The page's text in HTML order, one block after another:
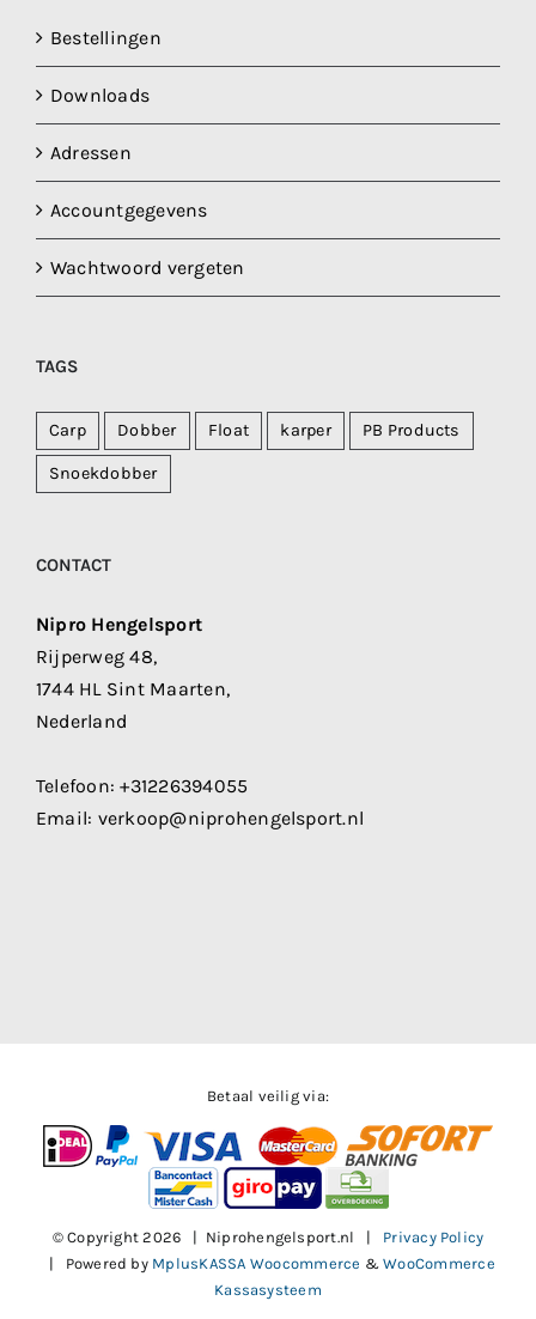
Bestellingen
Downloads
Adressen
Accountgegevens
Wachtwoord vergeten
TAGS
Carp Dobber Float karper PB Products
Snoekdobber
CONTACT
Nipro Hengelsport
Rijperweg 48,
1744 HL Sint Maarten,
Nederland
Telefoon:+31226394055
Email: verkoop@niprohengelsport.nl
Betaal veilig via:
© Copyright2026 | Niprohengelsport.nl | Privacy Policy
| Powered by MplusKASSA Woocommerce &WooCommerce
Kassasysteem